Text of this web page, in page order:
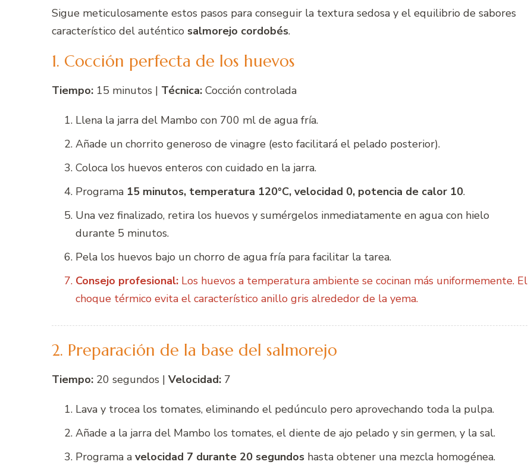
Sigue meticulosamente estos pasos para conseguir la textura sedosa y el equilibrio de sabores
característico del auténtico salmorejo cordobés.
1. Cocción perfecta de los huevos
Tiempo: 15 minutos | Técnica: Cocción controlada
Llena la jarra del Mambo con 700 ml de agua fría.
Añade un chorrito generoso de vinagre (esto facilitará el pelado posterior).
Coloca los huevos enteros con cuidado en la jarra.
Programa 15 minutos, temperatura 120°C, velocidad 0, potencia de calor 10.
Una vez finalizado, retira los huevos y sumérgelos inmediatamente en agua con hielo
durante 5 minutos.
Pela los huevos bajo un chorro de agua fría para facilitar la tarea.
Consejo profesional: Los huevos a temperatura ambiente se cocinan más uniformemente. El
choque térmico evita el característico anillo gris alrededor de la yema.
2. Preparación de la base del salmorejo
Tiempo: 20 segundos | Velocidad: 7
Lava y trocea los tomates, eliminando el pedúnculo pero aprovechando toda la pulpa.
Añade a la jarra del Mambo los tomates, el diente de ajo pelado y sin germen, y la sal.
Programa a velocidad 7 durante 20 segundos hasta obtener una mezcla homogénea.